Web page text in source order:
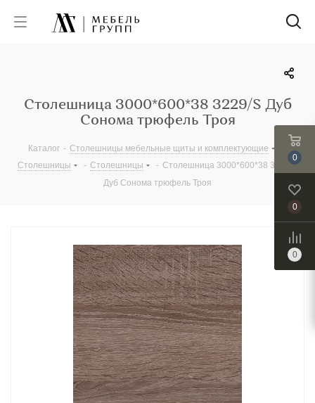
Столешница 3000*600*38 3229/S Дуб
Сонома трюфель Троя
Каталог - Столешницы мебельные щиты и комплектующие
Столешницы
- Столешницы - Столешница 3000*600*38 3229/S
Дуб Сонома трюфель Троя
0
0
0